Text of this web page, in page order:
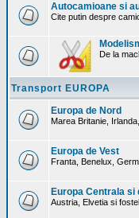
Autocamioane si
Cite putin despre
De la
Transport EUROPA
Europa de Nord
Marea Britanie,
Europa de Vest
Franta, Benelux,
Europa Centrala si
Austria, Elvetia si